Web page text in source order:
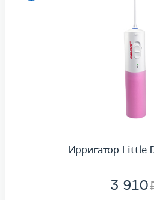
Ирригатор Little
3 910